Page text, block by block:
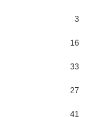
3
16
33
27
41